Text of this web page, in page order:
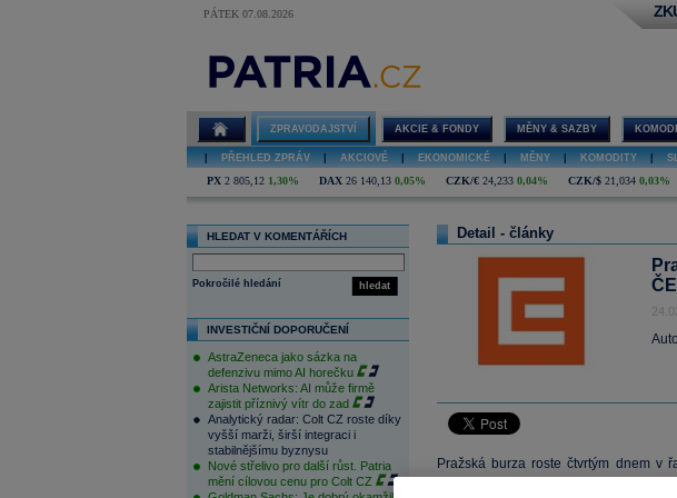
PÁTEK 07.08.2026
ZPRAVODAJSTVÍ AKCIE & FONDY MĚNY & SAZBY
PŘEHLED ZPRÁV AKCIOVÉ EKONOMICKÉ MĚNY KOMODITY
PX 2 805,12 1,30% DAX 26 140,13 0,05% CZK/€ 24,233 0,04% CZK/$ 21,034 0,03%
HLEDAT V KOMENTÁŘÍCH
hledat
Pokročilé hledání
INVESTIČNÍ DOPORUČENÍ
AstraZeneca jako sázka na
defenzivu mimo AI horečku
Arista Networks: AI může firmě
zajistit příznivý vítr do zad
Analytický radar: Colt CZ roste díky
vyšší marži, širší integraci i
stabilnějšímu byznysu
Nové střelivo pro další růst. Patria
mění cílovou cenu pro Colt CZ
Detail - články
Pražská burza roste čtvrtým dnem v